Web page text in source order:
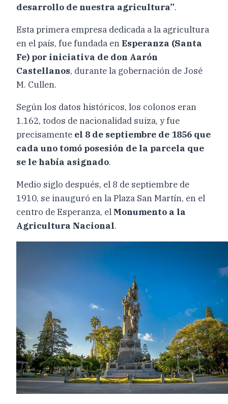
desarrollo de nuestra agricultura”.
Esta primera empresa dedicada a la agricultura
en el país, fue fundada enEsperanza (Santa
Fe) por iniciativa de don Aarón
Castellanos, durante la gobernación de José
M. Cullen.
Según los datos históricos, los colonos eran
1.162, todos de nacionalidad suiza, y fue
precisamente el 8 de septiembre de 1856 que
cada uno tomó posesión de la parcela que
se le había asignado.
Medio siglo después, el 8 de septiembre de
1910, se inauguró en la Plaza San Martín, en el
centro de Esperanza, el Monumento a la
Agricultura Nacional.